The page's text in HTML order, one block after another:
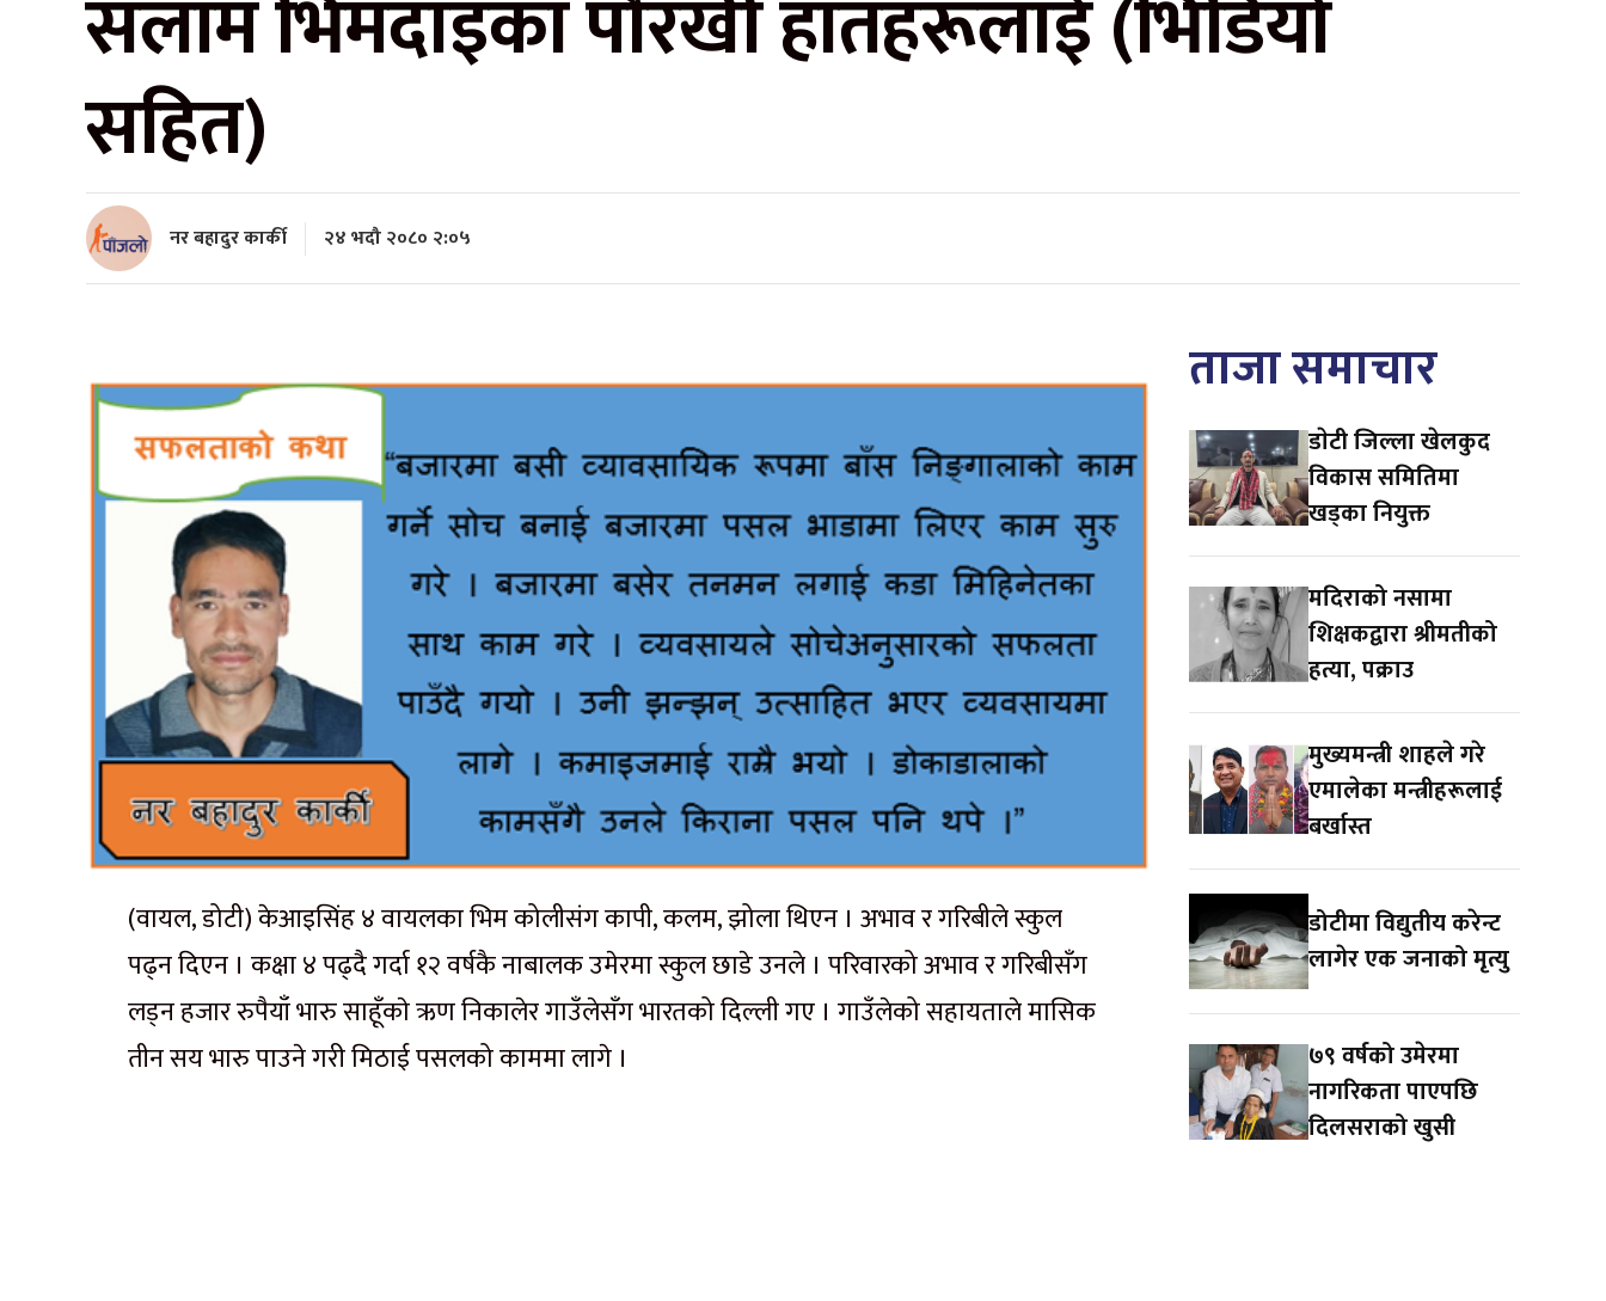
सलाम भिमदाइका पाैरखी हातहरूलाई (भिडियो
सहित)
नर बहादुर कार्की २४ भदौ २०८० २:०५
(वायल, डोटी) केआइसिंह ४ वायलका भिम कोलीसंग कापी, कलम, झोला थिएन । अभाव र गरिबीले स्कुल
पढ्न दिएन । कक्षा ४ पढ्दै गर्दा १२ वर्षकै नाबालक उमेरमा स्कुल छाडे उनले । परिवारको अभाव र गरिबीसँग
लड्न हजार रुपैयाँ भारु साहूँकाे ऋण निकालेर गाउँलेसँग भारतको दिल्ली गए । गाउँलेको सहायताले मासिक
तीन सय भारु पाउने गरी मिठाई पसलको काममा लागे ।
ताजा समाचार
डाेटी जिल्ला खेलकुद
विकास समितिमा
खड्का नियुक्त
मदिराको नसामा
शिक्षकद्वारा श्रीमतीको
हत्या, पक्राउ
मुख्यमन्त्री शाहले गरे
एमालेका मन्त्रीहरूलाई
बर्खास्त
डोटीमा विद्युतीय करेन्ट
लागेर एक जनाको मृत्यु
७९ वर्षको उमेरमा
नागरिकता पाएपछि
दिलसराको खुसी